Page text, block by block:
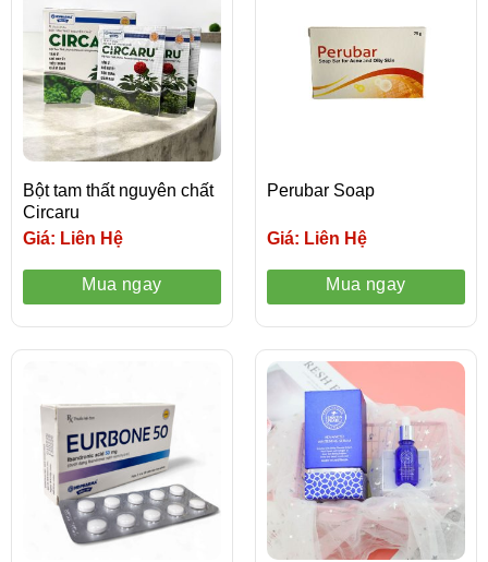
Bột tam thất nguyên chất
Circaru
Giá: Liên Hệ
Mua ngay
Perubar Soap
Giá: Liên Hệ
Mua ngay